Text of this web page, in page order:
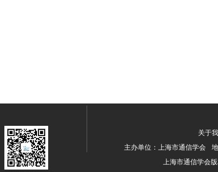
关于
主办单位：上海市通信学会
上海市通信学会版